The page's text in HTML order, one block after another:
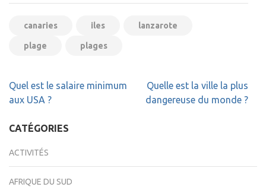
canaries iles lanzarote
plage plages
Navigation
de
Quel est le salaire minimum
aux USA ?
Quelle est la ville la plus
dangereuse du monde ?
CATÉGORIES
ACTIVITÉS
AFRIQUE DU SUD